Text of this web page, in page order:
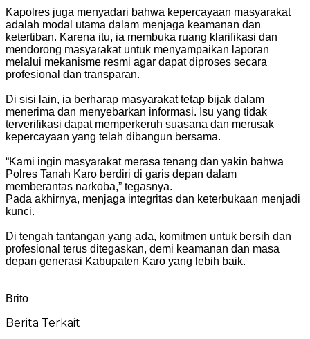
Kapolres juga menyadari bahwa kepercayaan masyarakat
adalah modal utama dalam menjaga keamanan dan
ketertiban. Karena itu, ia membuka ruang klarifikasi dan
mendorong masyarakat untuk menyampaikan laporan
melalui mekanisme resmi agar dapat diproses secara
profesional dan transparan.
Di sisi lain, ia berharap masyarakat tetap bijak dalam
menerima dan menyebarkan informasi. Isu yang tidak
terverifikasi dapat memperkeruh suasana dan merusak
kepercayaan yang telah dibangun bersama.
“Kami ingin masyarakat merasa tenang dan yakin bahwa
Polres Tanah Karo berdiri di garis depan dalam
memberantas narkoba,” tegasnya.
Pada akhirnya, menjaga integritas dan keterbukaan menjadi
kunci.
Di tengah tantangan yang ada, komitmen untuk bersih dan
profesional terus ditegaskan, demi keamanan dan masa
depan generasi Kabupaten Karo yang lebih baik.
Brito
Berita Terkait